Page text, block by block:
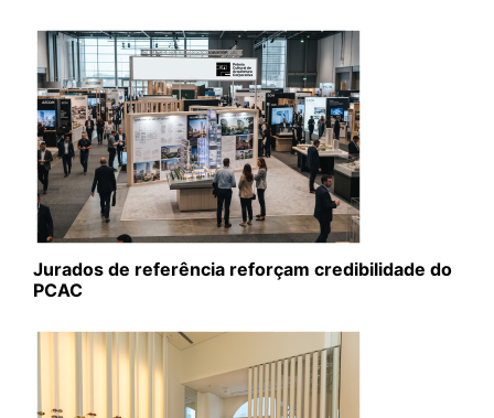
Jurados de referência reforçam credibilidade do
PCAC